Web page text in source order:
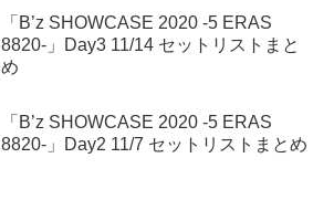
「B’z SHOWCASE 2020 -5 ERAS
8820-」Day3 11/14 セットリストまと
め
「B’z SHOWCASE 2020 -5 ERAS
8820-」Day2 11/7 セットリストまとめ